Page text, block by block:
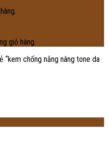
giỏ hàng.
“kem chống nắng nâng tone da